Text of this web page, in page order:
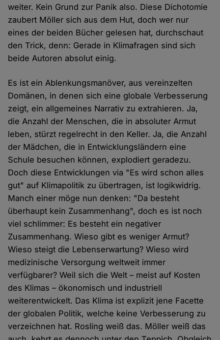
weiter. Kein Grund zur Panik also. Diese Dichotomie
zaubert Möller sich aus dem Hut, doch wer nur
eines der beiden Bücher gelesen hat, durchschaut
den Trick, denn: Gerade in Klimafragen sind sich
beide Autoren absolut einig.
Es ist ein Ablenkungsmanöver, aus vereinzelten
Domänen, in denen sich eine globale Verbesserung
zeigt, ein allgemeines Narrativ zu extrahieren. Ja,
die Anzahl der Menschen, die in absoluter Armut
leben, stürzt regelrecht in den Keller. Ja, die Anzahl
der Mädchen, die in Entwicklungsländern eine
Schule besuchen können, explodiert geradezu.
Doch diese Entwicklungen via "Es wird schon alles
gut" auf Klimapolitik zu übertragen, ist logikwidrig.
Manch einer möge nun denken: "Da besteht
überhaupt kein Zusammenhang", doch es ist noch
viel schlimmer: Es besteht ein negativer
Zusammenhang. Wieso gibt es weniger Armut?
Wieso steigt die Lebenserwartung? Wieso wird
medizinische Versorgung weltweit immer
verfügbarer? Weil sich die Welt – meist auf Kosten
des Klimas – ökonomisch und industriell
weiterentwickelt. Das Klima ist explizit jene Facette
der globalen Politik, welche keine Verbesserung zu
verzeichnen hat. Rosling weiß das. Möller weiß das